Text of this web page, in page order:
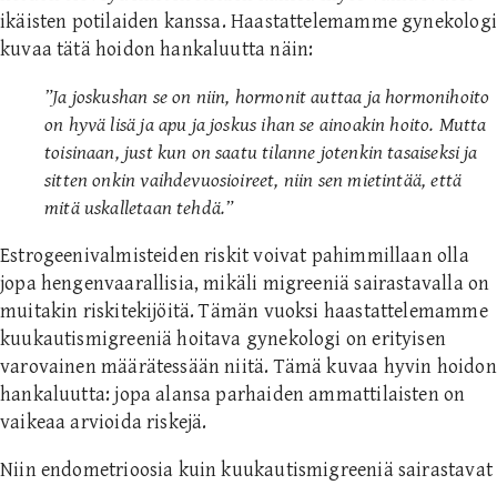
ikäisten potilaiden kanssa. Haastattelemamme gynekologi
kuvaa tätä hoidon hankaluutta näin:
”Ja joskushan se on niin, hormonit auttaa ja hormonihoito
on hyvä lisä ja apu ja joskus ihan se ainoakin hoito. Mutta
toisinaan, just kun on saatu tilanne jotenkin tasaiseksi ja
sitten onkin vaihdevuosioireet, niin sen mietintää, että
mitä uskalletaan tehdä.”
Estrogeenivalmisteiden riskit voivat pahimmillaan olla
jopa hengenvaarallisia, mikäli migreeniä sairastavalla on
muitakin riskitekijöitä. Tämän vuoksi haastattelemamme
kuukautismigreeniä hoitava gynekologi on erityisen
varovainen määrätessään niitä. Tämä kuvaa hyvin hoidon
hankaluutta: jopa alansa parhaiden ammattilaisten on
vaikeaa arvioida riskejä.
Niin endometrioosia kuin kuukautismigreeniä sairastavat